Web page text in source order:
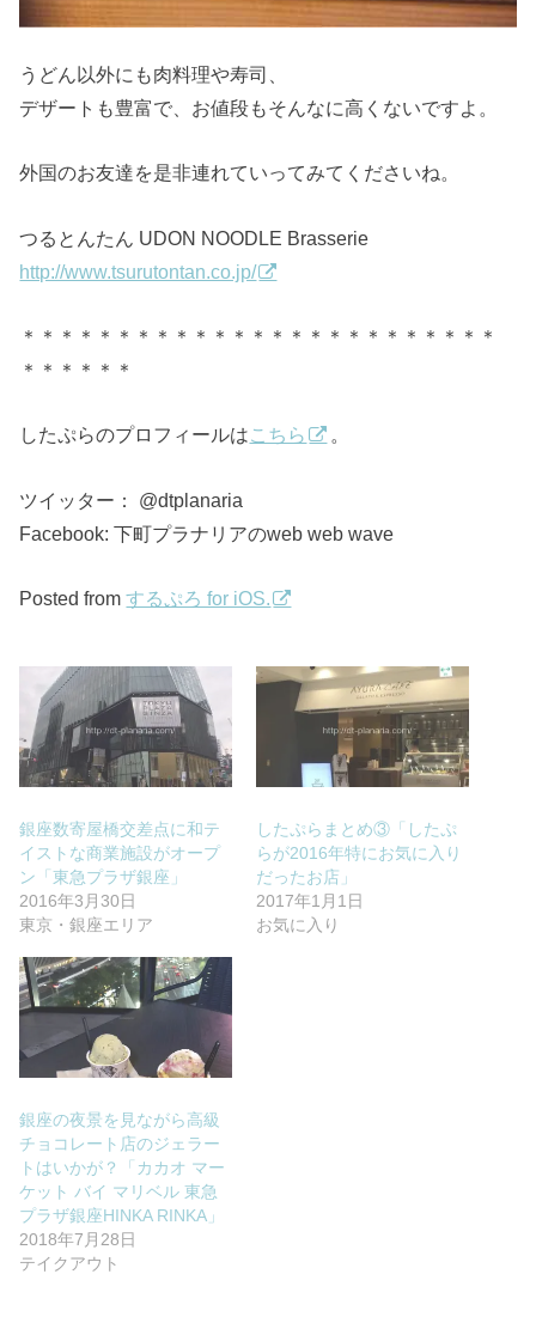
うどん以外にも肉料理や寿司、
デザートも豊富で、お値段もそんなに高くないですよ。
外国のお友達を是非連れていってみてくださいね。
つるとんたん UDON NOODLE Brasserie
http://www.tsurutontan.co.jp/
＊＊＊＊＊＊＊＊＊＊＊＊＊＊＊＊＊＊＊＊＊＊＊＊＊
＊＊＊＊＊＊
したぷらのプロフィールはこちら 。
ツイッター： @dtplanaria
Facebook: 下町プラナリアのweb web wave
Posted fromするぷろ for iOS.
銀座数寄屋橋交差点に和テ
イストな商業施設がオープ
ン「東急プラザ銀座」
2016年3月30日
東京・銀座エリア
したぷらまとめ③「したぷ
らが2016年特にお気に入り
だったお店」
2017年1月1日
お気に入り
銀座の夜景を見ながら高級
チョコレート店のジェラー
トはいかが？「カカオ マー
ケット バイ マリベル 東急
プラザ銀座HINKA RINKA」
2018年7月28日
テイクアウト